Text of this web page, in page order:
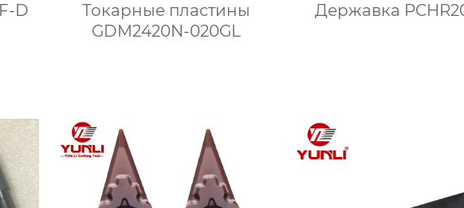
D
Токарные пластины
GDM2420N-020GL
Державка